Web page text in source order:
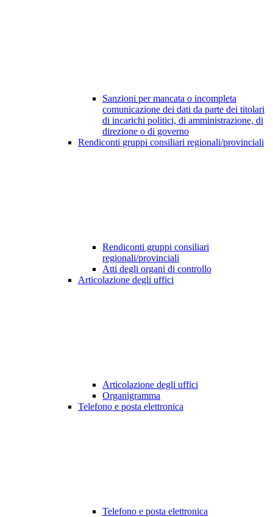
Sanzioni per mancata o incompleta
comunicazione dei dati da parte dei titolari
di incarichi politici, di amministrazione, di
direzione o di governo
Rendiconti gruppi consiliari regionali/provinciali
Rendiconti gruppi consiliari
regionali/provinciali
Atti degli organi di controllo
Articolazione degli uffici
Articolazione degli uffici
Organigramma
Telefono e posta elettronica
Telefono e posta elettronica